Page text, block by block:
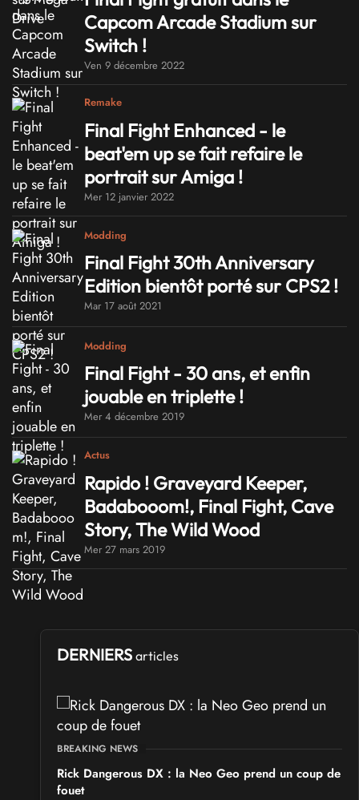
Capcom Arcade Stadium sur
Switch !
Ven 9 décembre 2022
Remake
Final Fight Enhanced - le
beat'em up se fait refaire le
portrait sur Amiga !
Mer 12 janvier 2022
Modding
Final Fight 30th Anniversary
Edition bientôt porté sur CPS2 !
Mar 17 août 2021
Modding
Final Fight - 30 ans, et enfin
jouable en triplette !
Mer 4 décembre 2019
Actus
Rapido ! Graveyard Keeper,
Badabooom!, Final Fight, Cave
Story, The Wild Wood
Mer 27 mars 2019
DERNIERS articles
BREAKING NEWS
Rick Dangerous DX : la Neo Geo prend un coup de
fouet